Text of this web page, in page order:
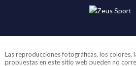
Las reproducciones fotográficas, los colores,
propuestas en este sitio web pueden no